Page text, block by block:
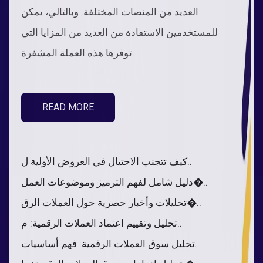
العديد من المنصات المختلفة. وبالتالي، يمكن
للمستخدمين الاستفادة من العديد من المزايا التي
READ MORE
كيف تتجنب الاحتيال في العروض الأولية ل..
دليل شامل لفهم الترميز وموضوعات العمل�..
تحليلات وأخبار حصرية حول العملات الرق�..
تحليل وتقييم اعتماد العملات الرقمية: م..
تحليل سوق العملات الرقمية: فهم أساسيات..